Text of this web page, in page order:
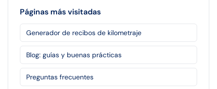
Páginas más visitadas
Generador de recibos de kilometraje
Blog: guías y buenas prácticas
Preguntas frecuentes